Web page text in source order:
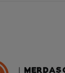
فرش پتینه، می‌تواند
طرح و اندازه